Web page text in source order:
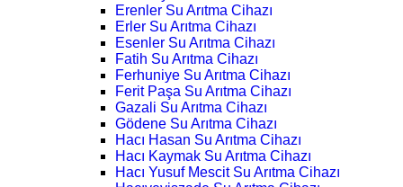
Erenler Su Arıtma Cihazı
Erler Su Arıtma Cihazı
Esenler Su Arıtma Cihazı
Fatih Su Arıtma Cihazı
Ferhuniye Su Arıtma Cihazı
Ferit Paşa Su Arıtma Cihazı
Gazali Su Arıtma Cihazı
Gödene Su Arıtma Cihazı
Hacı Hasan Su Arıtma Cihazı
Hacı Kaymak Su Arıtma Cihazı
Hacı Yusuf Mescit Su Arıtma Cihazı